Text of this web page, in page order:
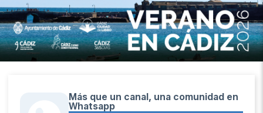
Más que un canal, una comunidad en
Whatsapp